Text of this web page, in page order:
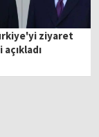
ziyaret